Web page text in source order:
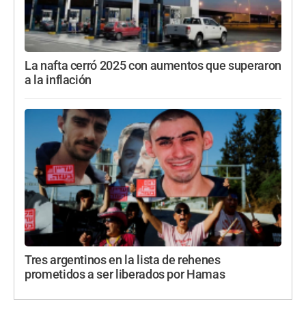
La nafta cerró 2025 con aumentos que superaron
a la inflación
Tres argentinos en la lista de rehenes
prometidos a ser liberados por Hamas